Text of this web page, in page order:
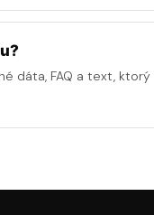
dáta, FAQ a text,